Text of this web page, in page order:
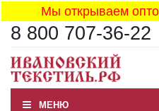
Мы открываем
8 800 707-36-22
МЕНЮ